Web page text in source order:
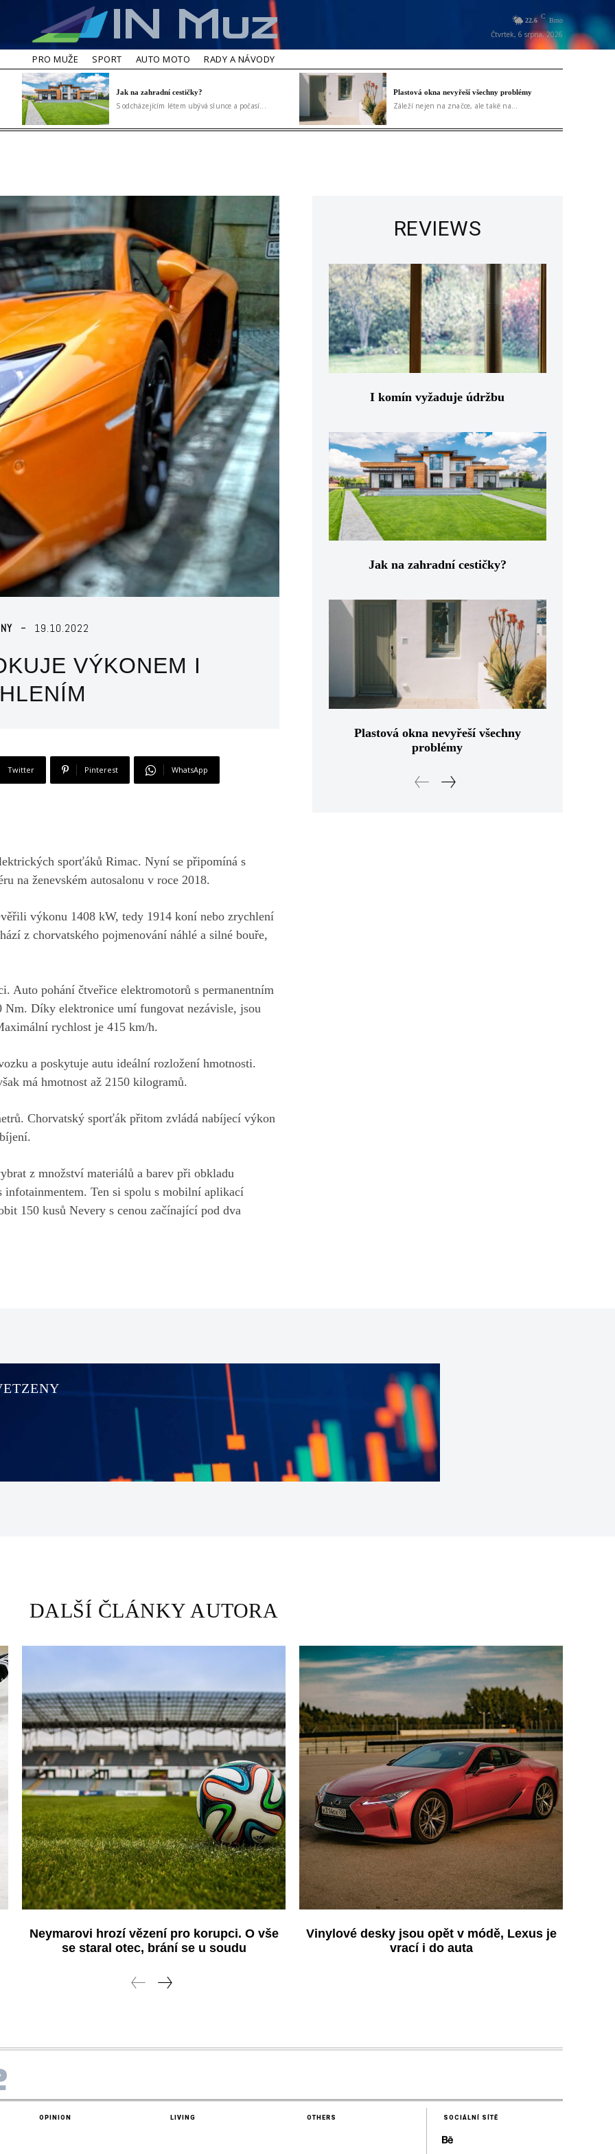
IN Muz 22.6
C
Brno
Čtvrtek, 6 srpna, 2026
PRO MUŽE SPORT AUTO MOTO RADY A NÁVODY
Jak na zahradní cestičky?
S odcházejícím létem ubývá slunce a počasí...
Plastová okna nevyřeší všechny problémy
Záleží nejen na značce, ale také na...
19.10.2022
VÝKONEM I
Twitter Pinterest WhatsApp
sporťáků Rimac. Nyní se připomíná s
na ženevském autosalonu v roce 2018.
výkonu 1408 kW, tedy 1914 koní nebo zrychlení
z chorvatského pojmenování náhlé a silné bouře,
Auto pohání čtveřice elektromotorů s permanentním
Nm. Díky elektronice umí fungovat nezávisle, jsou
rychlost je 415 km/h.
a poskytuje autu ideální rozložení hmotnosti.
má hmotnost až 2150 kilogramů.
Chorvatský sporťák přitom zvládá nabíjecí výkon
z množství materiálů a barev při obkladu
Ten si spolu s mobilní aplikací
150 kusů Nevery s cenou začínající pod dva
REVIEWS
I komín vyžaduje údržbu
Jak na zahradní cestičky?
Plastová okna nevyřeší všechny
problémy
DALŠÍ ČLÁNKY AUTORA
Neymarovi hrozí vězení pro korupci. O vše
se staral otec, brání se u soudu
Vinylové desky jsou opět v módě, Lexus je
vrací i do auta
OPINION LIVING OTHERS SOCIÁLNÍ SÍTĚ